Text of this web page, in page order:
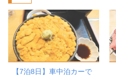
【7泊8日】車中泊カーで